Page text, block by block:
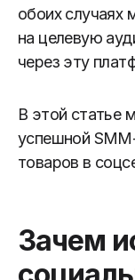
обоих случаях
на целевую
через эту
В этой статье
успешной
товаров в
Зачем